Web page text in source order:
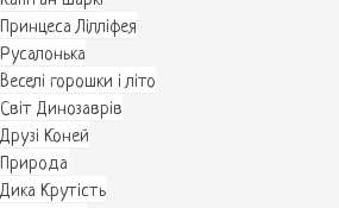
Принцеса Лілліфея
Русалонька
Веселі горошки і літо
Світ Динозаврів
Друзі Коней
Природа
Дика Крутість